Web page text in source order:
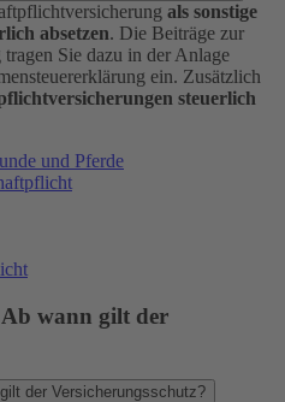
als sonstige
absetzen. Die Beiträge zur
Sie dazu in der Anlage
ein. Zusätzlich
steuerlich
und Pferde
wann gilt der
der Versicherungsschutz?